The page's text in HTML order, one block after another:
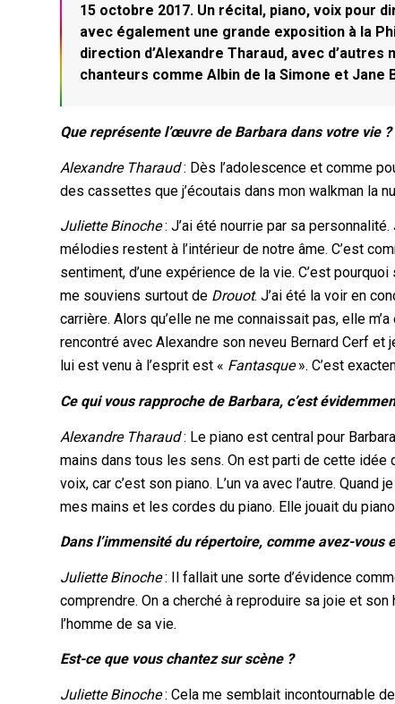
15 octobre 2017. Un récital, piano, voix pour
avec également une grande exposition à la
direction d’Alexandre Tharaud, avec
chanteurs comme Albin de la Simone et
Que représente l’œuvre de Barbara dans votre vie ?
Alexandre Tharaud: Dès l’adolescence et comme
des cassettes que j’écoutais dans mon walkman la
Juliette Binoche: J’ai été nourrie par sa
mélodies restent à l’intérieur de notre âme. C’est
sentiment, d’une expérience de la vie. C’est
me souviens surtout de Drouot. J’ai été la voir en
carrière. Alors qu’elle ne me connaissait pas, elle
rencontré avec Alexandre son neveu Bernard Cerf
lui est venu à l’esprit est « Fantasque». C’est
Ce qui vous rapproche de Barbara, c’est
Alexandre Tharaud: Le piano est central pour
mains dans tous les sens. On est parti de cette idée
voix, car c’est son piano. L’un va avec l’autre.
mes mains et les cordes du piano. Elle jouait du
Dans l’immensité du répertoire, comme avez-vous
Juliette Binoche: Il fallait une sorte d’évidence
comprendre. On a cherché à reproduire sa joie et
l’homme de sa vie.
Est-ce que vous chantez sur scène ?
Juliette Binoche: Cela me semblait incontournable